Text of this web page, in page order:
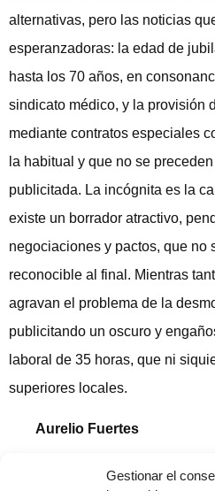
Gestionar el
alternativas, pero las noticias
esperanzadoras: la edad de
hasta los 70 años, en
sindicato médico, y la provisión
mediante contratos especiales
la habitual y que no se
publicitada. La incógnita es la
existe un borrador atractivo,
negociaciones y pactos, que no
reconocible al final. Mientras
agravan el problema de la
publicitando un oscuro y
laboral de 35 horas, que ni
superiores locales.
Aurelio Fuertes
Publicado en «El